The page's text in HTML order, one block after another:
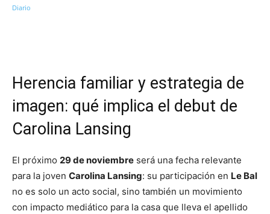
Herencia familiar y estrategia de
imagen: qué implica el debut de
Carolina Lansing
El próximo 29 de noviembre será una fecha relevante
para la joven Carolina Lansing: su participación en Le Bal
no es solo un acto social, sino también un movimiento
con impacto mediático para la casa que lleva el apellido